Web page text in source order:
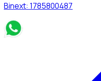
Binext: 1785800487